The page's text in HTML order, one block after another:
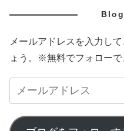
メールアドレスを入力し
ょう。※無料でフォローで